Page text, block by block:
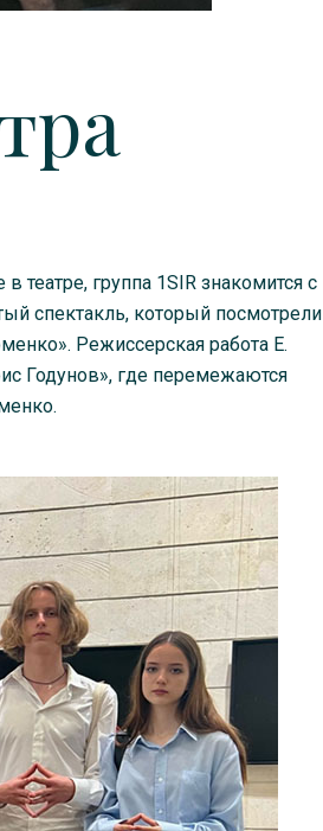
театре, группа 1SIR знакомится с
спектакль, который посмотрели
Режиссерская работа Е.
Годунов», где перемежаются